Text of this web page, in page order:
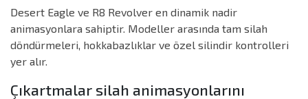
Desert Eagle ve R8 Revolver en dinamik nadir
animasyonlara sahiptir. Modeller arasında tam silah
döndürmeleri, hokkabazlıklar ve özel silindir kontrolleri
yer alır.
Çıkartmalar silah animasyonlarını